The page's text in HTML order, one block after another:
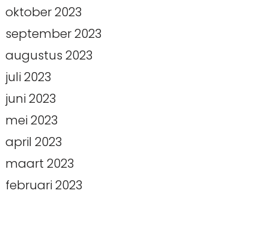
oktober 2023
september 2023
augustus 2023
juli 2023
juni 2023
mei 2023
april 2023
maart 2023
februari 2023